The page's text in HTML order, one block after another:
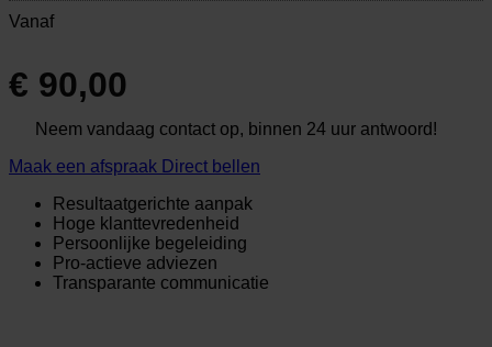
Vanaf
€ 90,00
Neem vandaag contact op, binnen 24 uur antwoord!
Maak een afspraak Direct bellen
Resultaatgerichte aanpak
Hoge klanttevredenheid
Persoonlijke begeleiding
Pro-actieve adviezen
Transparante communicatie